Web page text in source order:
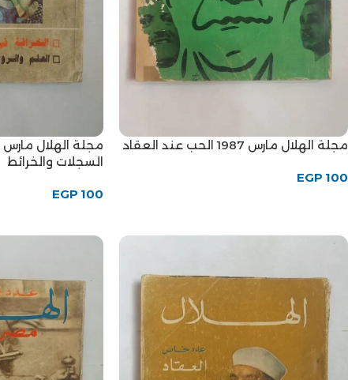
مجلة الهلال مارس 1987 الحب عند العقاد
EGP 100
السجلات والخرائط
EGP 100